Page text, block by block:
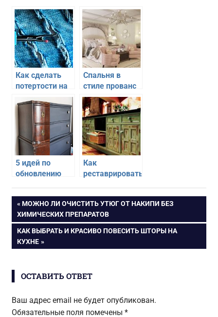
Как сделать
потертости на
своими руками
Спальня в
стиле прованс
— уют и
эстетичность
5 идей по
обновлению
руками
Как
реставрировать
своими руками
Навигация
по
записям
ПРЕДЫДУЩАЯ
ЗАПИСЬ:
МОЖНО ЛИ ОЧИСТИТЬ УТЮГ ОТ НАКИПИ БЕЗ
ХИМИЧЕСКИХ ПРЕПАРАТОВ
СЛЕДУЮЩАЯ
ЗАПИСЬ:
КАК ВЫБРАТЬ И КРАСИВО ПОВЕСИТЬ ШТОРЫ НА
КУХНЕ
ОСТАВИТЬ ОТВЕТ
Ваш адрес email не будет опубликован.
Обязательные поля помечены *